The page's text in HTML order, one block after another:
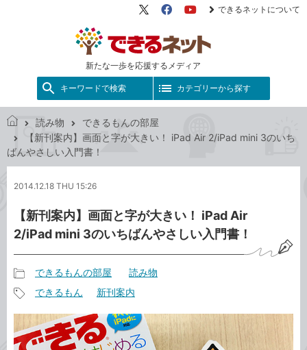
新たな一歩を応援するメディア
X（旧
FacebookYouTube
できるネットについて
キーワードで検索 カテゴリーから探す
き
ッ
読み物
できるもんの部屋
【新刊案内】画面と字が大きい！ iPad Air 2/iPad mini 3のいち
ばんやさしい入門書！
2014.12.18 THU 15:26
【新刊案内】画面と字が大きい！ iPad Air
2/iPad mini 3のいちばんやさしい入門書！
事
カ
テ
できるもんの部屋 読み物
タ
できるもん 新刊案内